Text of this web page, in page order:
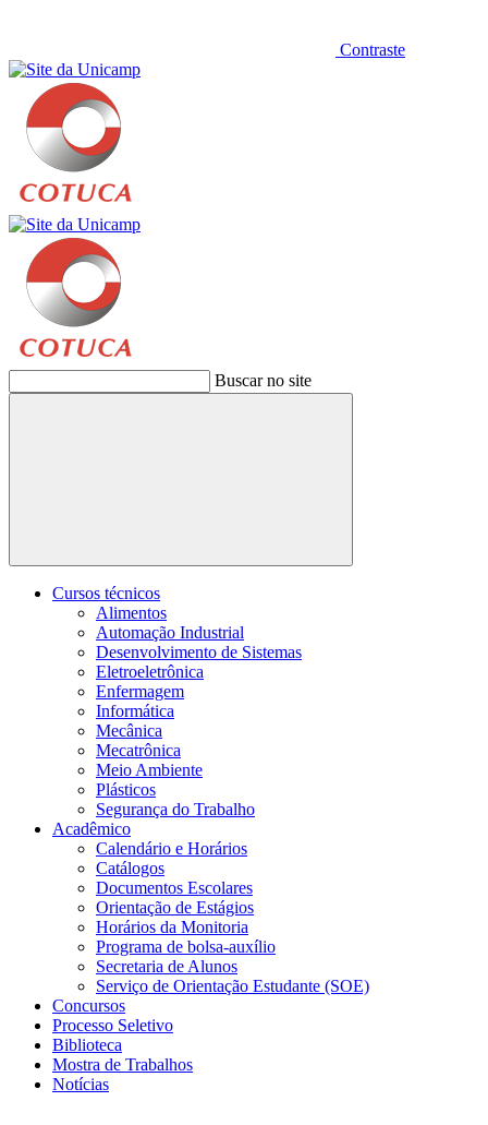
Contraste
Buscar no site
Buscar
Cursos técnicos
Alimentos
Automação Industrial
Desenvolvimento de Sistemas
Eletroeletrônica
Enfermagem
Informática
Mecânica
Mecatrônica
Meio Ambiente
Plásticos
Segurança do Trabalho
Acadêmico
Calendário e Horários
Catálogos
Documentos Escolares
Orientação de Estágios
Horários da Monitoria
Programa de bolsa-auxílio
Secretaria de Alunos
Serviço de Orientação Estudante (SOE)
Concursos
Processo Seletivo
Biblioteca
Mostra de Trabalhos
Notícias